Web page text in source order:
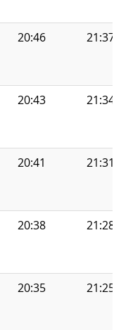
20:46 21:37
20:43 21:34
20:41 21:31
20:38 21:28
20:35 21:25